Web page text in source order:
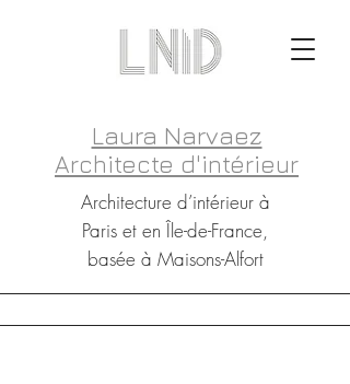
Laura Narvaez
Architecte d'intérieur
Architecture d’intérieur à
Paris et en Île-de-France,
basée à Maisons-Alfort